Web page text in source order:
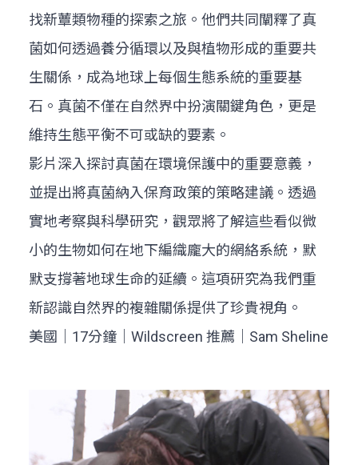
找新蕈類物種的探索之旅。他們共同闡釋了真
菌如何透過養分循環以及與植物形成的重要共
生關係，成為地球上每個生態系統的重要基
石。真菌不僅在自然界中扮演關鍵角色，更是
維持生態平衡不可或缺的要素。
影片深入探討真菌在環境保護中的重要意義，
並提出將真菌納入保育政策的策略建議。透過
實地考察與科學研究，觀眾將了解這些看似微
小的生物如何在地下編織龐大的網絡系統，默
默支撐著地球生命的延續。這項研究為我們重
新認識自然界的複雜關係提供了珍貴視角。
美國｜17分鐘｜Wildscreen 推薦｜Sam Sheline